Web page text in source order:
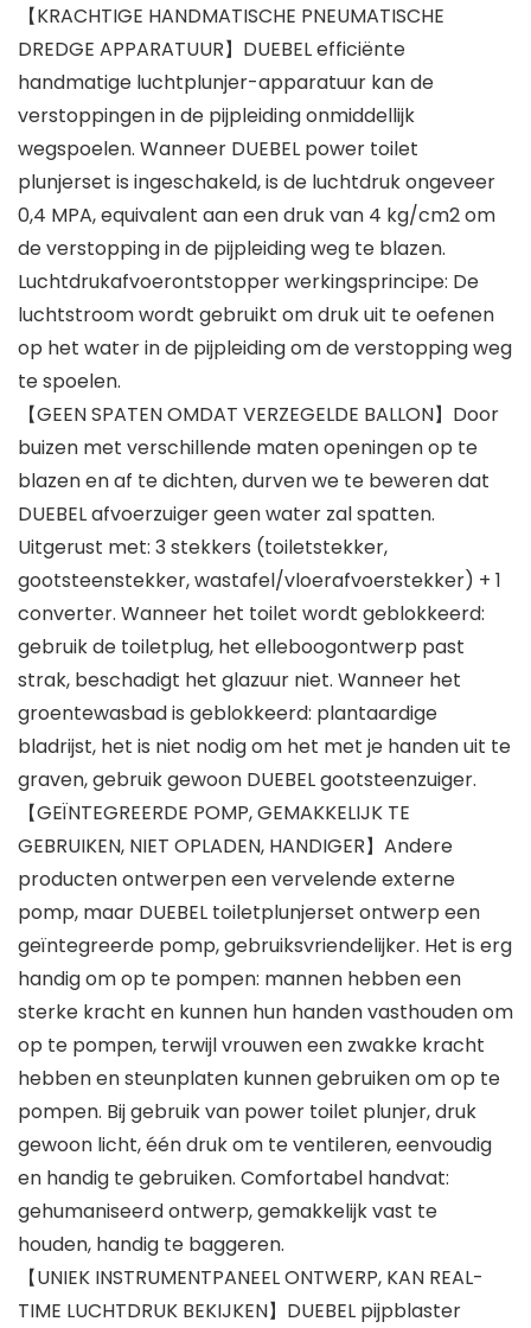
【KRACHTIGE HANDMATISCHE PNEUMATISCHE
DREDGE APPARATUUR】DUEBEL efficiënte
handmatige luchtplunjer-apparatuur kan de
verstoppingen in de pijpleiding onmiddellijk
wegspoelen. Wanneer DUEBEL power toilet
plunjerset is ingeschakeld, is de luchtdruk ongeveer
0,4 MPA, equivalent aan een druk van 4 kg/cm2 om
de verstopping in de pijpleiding weg te blazen.
Luchtdrukafvoerontstopper werkingsprincipe: De
luchtstroom wordt gebruikt om druk uit te oefenen
op het water in de pijpleiding om de verstopping weg
te spoelen.
【GEEN SPATEN OMDAT VERZEGELDE BALLON】Door
buizen met verschillende maten openingen op te
blazen en af te dichten, durven we te beweren dat
DUEBEL afvoerzuiger geen water zal spatten.
Uitgerust met: 3 stekkers (toiletstekker,
gootsteenstekker, wastafel/vloerafvoerstekker) + 1
converter. Wanneer het toilet wordt geblokkeerd:
gebruik de toiletplug, het elleboogontwerp past
strak, beschadigt het glazuur niet. Wanneer het
groentewasbad is geblokkeerd: plantaardige
bladrijst, het is niet nodig om het met je handen uit te
graven, gebruik gewoon DUEBEL gootsteenzuiger.
【GEÏNTEGREERDE POMP, GEMAKKELIJK TE
GEBRUIKEN, NIET OPLADEN, HANDIGER】Andere
producten ontwerpen een vervelende externe
pomp, maar DUEBEL toiletplunjerset ontwerp een
geïntegreerde pomp, gebruiksvriendelijker. Het is erg
handig om op te pompen: mannen hebben een
sterke kracht en kunnen hun handen vasthouden om
op te pompen, terwijl vrouwen een zwakke kracht
hebben en steunplaten kunnen gebruiken om op te
pompen. Bij gebruik van power toilet plunjer, druk
gewoon licht, één druk om te ventileren, eenvoudig
en handig te gebruiken. Comfortabel handvat:
gehumaniseerd ontwerp, gemakkelijk vast te
houden, handig te baggeren.
【UNIEK INSTRUMENTPANEEL ONTWERP, KAN REAL-
TIME LUCHTDRUK BEKIJKEN】DUEBEL pijpblaster